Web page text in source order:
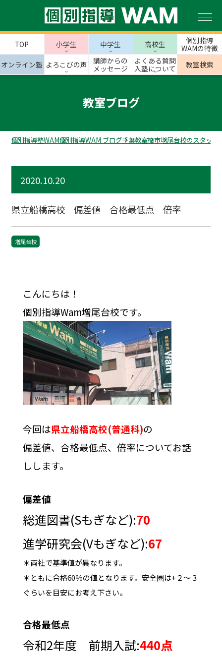
TOP 小学生 中学生 高校生
個別指導
WAMの特徴
オンライン塾 よろこびの声
講師からの
メッセージ
よくある質問
入塾について
教室検索
教室ブログ
個別指導塾WAM個別指導WAM ブログ千葉教室柏市増尾台校のスタッフ
2020.10.20
県立船橋高校 偏差値 合格最低点 倍率
増尾台校
こんにちは！
個別指導Wam増尾台校です。
今回は県立船橋高校(普通科)の
偏差値、合格最低点、倍率についてお話
しします。
偏差値
総進図書(Sもぎなど):70
進学研究会(Vもぎなど):67
＊両社で基準値が異なります。
＊ともに合格60％の値となります。安全圏は+２～３
ぐらいを目安にお考え下さい。
合格最低点
令和2年度 前期入試:440点